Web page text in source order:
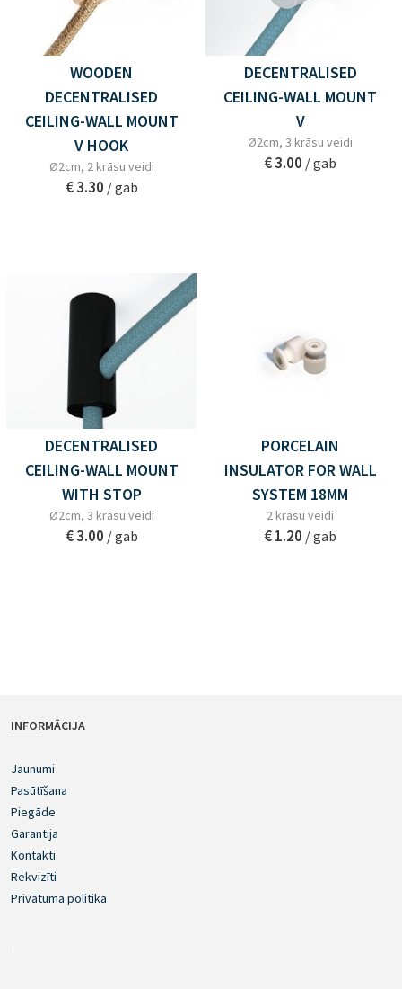
WOODEN
DECENTRALISED
CEILING-WALL MOUNT
V HOOK
Ø2cm, 2 krāsu veidi
€ 3.30 / gab
DECENTRALISED
CEILING-WALL MOUNT
V
Ø2cm, 3 krāsu veidi
€ 3.00 / gab
DECENTRALISED
CEILING-WALL MOUNT
WITH STOP
Ø2cm, 3 krāsu veidi
€ 3.00 / gab
PORCELAIN
INSULATOR FOR WALL
SYSTEM 18MM
2 krāsu veidi
€ 1.20 / gab
INFORMĀCIJA
Jaunumi
Pasūtīšana
Piegāde
Garantija
Kontakti
Rekvizīti
Privātuma politika